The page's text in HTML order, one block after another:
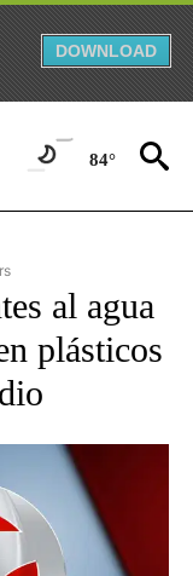
DOWNLOAD
84°
TO RECEIVE
al agua
plásticos